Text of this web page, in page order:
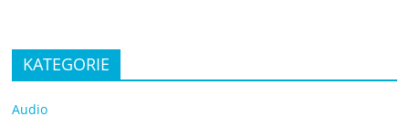
KATEGORIE
Audio